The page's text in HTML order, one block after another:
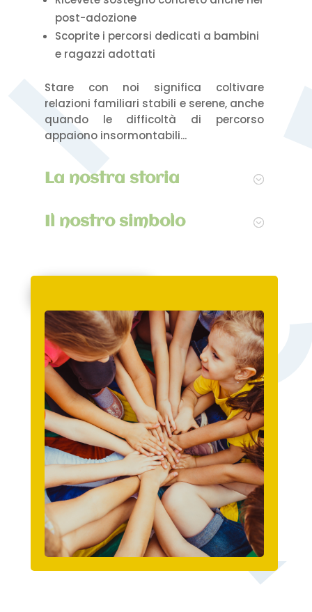
post-adozione
Scoprite i percorsi dedicati a bambini
e ragazzi adottati
Stare con noi significa coltivare
relazioni familiari stabili e serene, anche
quando le difficoltà di percorso
appaiono insormontabili...
La nostra storia
Il nostro simbolo